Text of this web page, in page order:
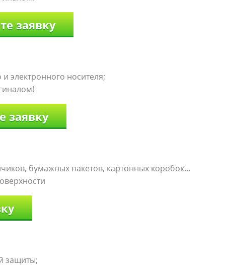
заявку
электронного носителя;
заявку
бумажных пакетов, картонных коробок...
защиты;